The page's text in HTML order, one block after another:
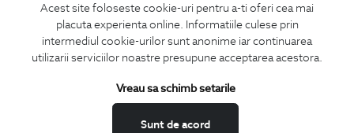
Acest site foloseste cookie-uri pentru a-ti oferi cea mai
placuta experienta online. Informatiile culese prin
intermediul cookie-urilor sunt anonime iar continuarea
utilizarii serviciilor noastre presupune acceptarea acestora.
Sunt de acord
Vreau sa schimb setarile
CONCIERGE
Termeni si conditii
Schimburi si retur
ANPC